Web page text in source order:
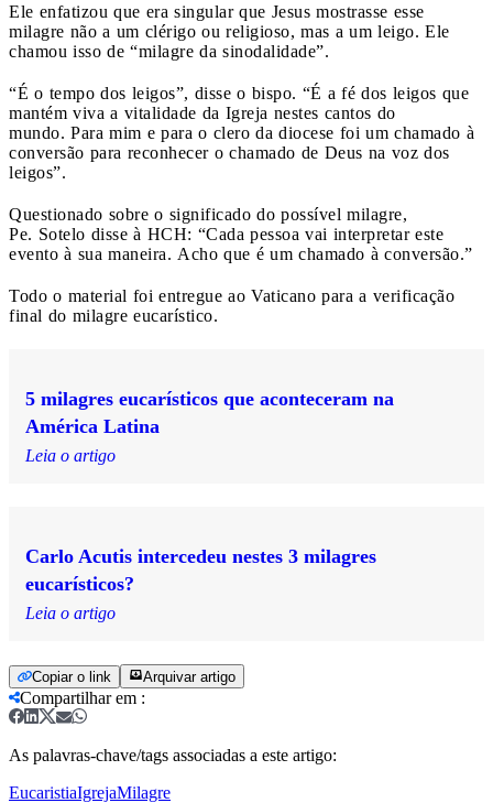
Ele enfatizou que era singular que Jesus mostrasse esse
milagre não a um clérigo ou religioso, mas a um leigo. Ele
chamou isso de “milagre da sinodalidade”.
“É o tempo dos leigos”, disse o bispo. “É a fé dos leigos que
mantém viva a vitalidade da Igreja nestes cantos do
mundo. Para mim e para o clero da diocese foi um chamado à
conversão para reconhecer o chamado de Deus na voz dos
leigos”.
Questionado sobre o significado do possível milagre,
Pe. Sotelo disse à HCH: “Cada pessoa vai interpretar este
evento à sua maneira. Acho que é um chamado à conversão.”
Todo o material foi entregue ao Vaticano para a verificação
final do milagre eucarístico.
5 milagres eucarísticos que aconteceram na
América Latina
Leia o artigo
Carlo Acutis intercedeu nestes 3 milagres
eucarísticos?
Leia o artigo
Copiar o link Arquivar artigo
Compartilhar em :
As palavras-chave/tags associadas a este artigo:
EucaristiaIgrejaMilagre